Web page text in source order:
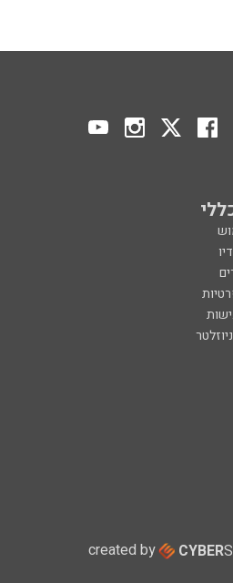
created by CYBER